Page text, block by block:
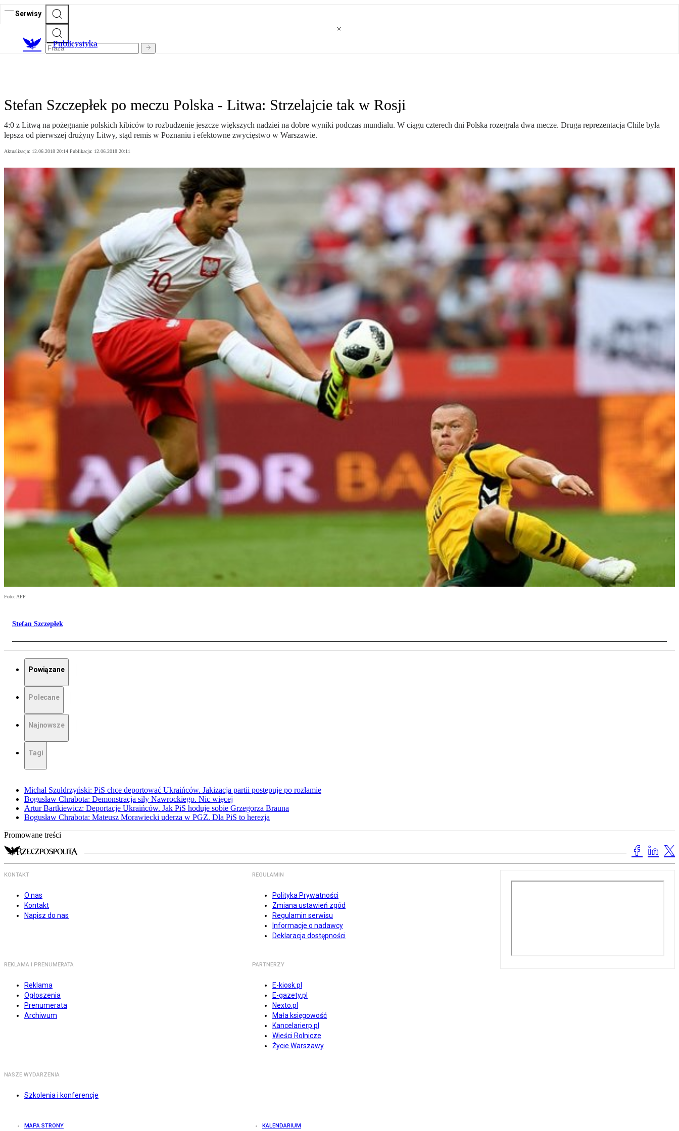
Serwisy
Publicystyka
Stefan Szczepłek po meczu Polska - Litwa: Strzelajcie tak w Rosji
4:0 z Litwą na pożegnanie polskich kibiców to rozbudzenie jeszcze większych nadziei na dobre wyniki podczas mundialu. W ciągu czterech dni Polska rozegrała dwa mecze. Druga reprezentacja Chile była
lepsza od pierwszej drużyny Litwy, stąd remis w Poznaniu i efektowne zwycięstwo w Warszawie.
Aktualizacja: 12.06.2018 20:14 Publikacja: 12.06.2018 20:11
Foto: AFP
Stefan Szczepłek
Powiązane
Polecane
Najnowsze
Tagi
Michał Szułdrzyński: PiS chce deportować Ukraińców. Jakizacja partii postępuje po rozłamie
Bogusław Chrabota: Demonstracja siły Nawrockiego. Nic więcej
Artur Bartkiewicz: Deportacje Ukraińców. Jak PiS hoduje sobie Grzegorza Brauna
Bogusław Chrabota: Mateusz Morawiecki uderza w PGZ. Dla PiS to herezja
Promowane treści
KONTAKT
O nas
Kontakt
Napisz do nas
REGULAMIN
Polityka Prywatności
Zmiana ustawień zgód
Regulamin serwisu
Informacje o nadawcy
Deklaracja dostępności
REKLAMA I PRENUMERATA
Reklama
Ogłoszenia
Prenumerata
Archiwum
PARTNERZY
E-kiosk.pl
E-gazety.pl
Nexto.pl
Mała księgowość
Kancelarierp.pl
Wieści Rolnicze
Życie Warszawy
NASZE WYDARZENIA
Szkolenia i konferencje
MAPA STRONY KALENDARIUM